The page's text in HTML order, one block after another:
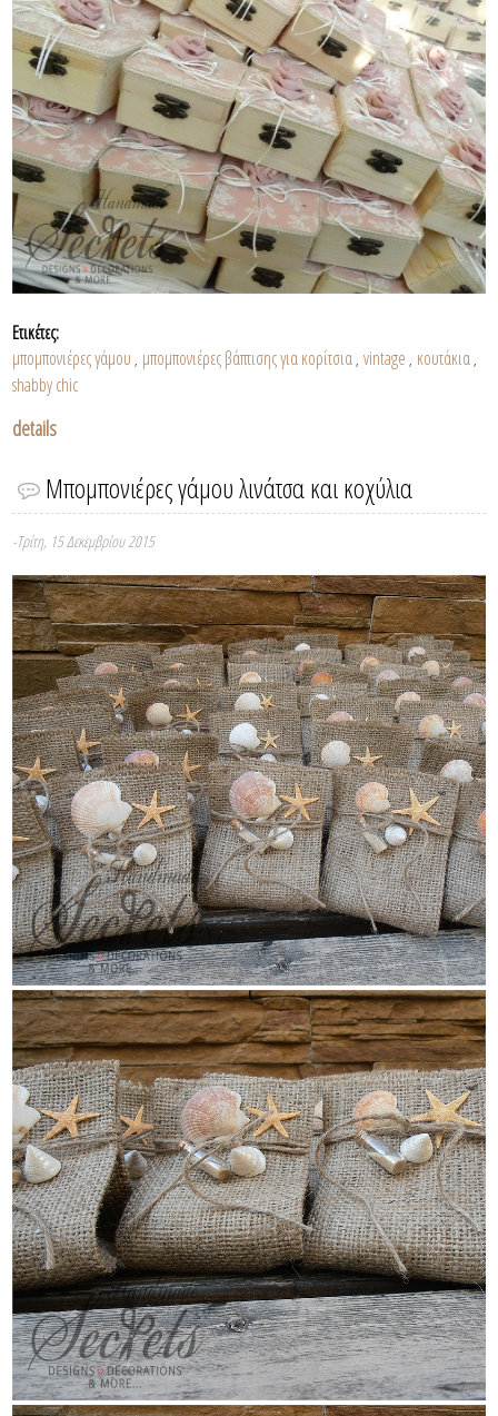
Ετικέτες:
μπομπονιέρες γάμου , μπομπονιέρες βάπτισης για κορίτσια , vintage , κουτάκια ,
shabby chic
details
Μπομπονιέρες γάμου λινάτσα και κοχύλια
-Τρίτη, 15 Δεκεμβρίου 2015